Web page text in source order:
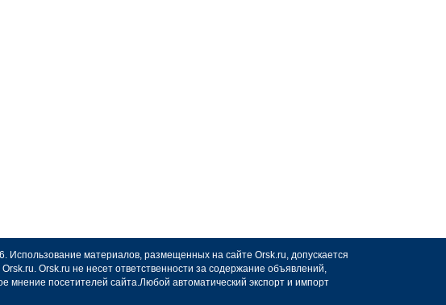
материалов, размещенных на сайте Orsk.ru, допускается
Orsk.ru не несет ответственности за содержание объявлений,
посетителей сайта.Любой автоматический экспорт и импорт